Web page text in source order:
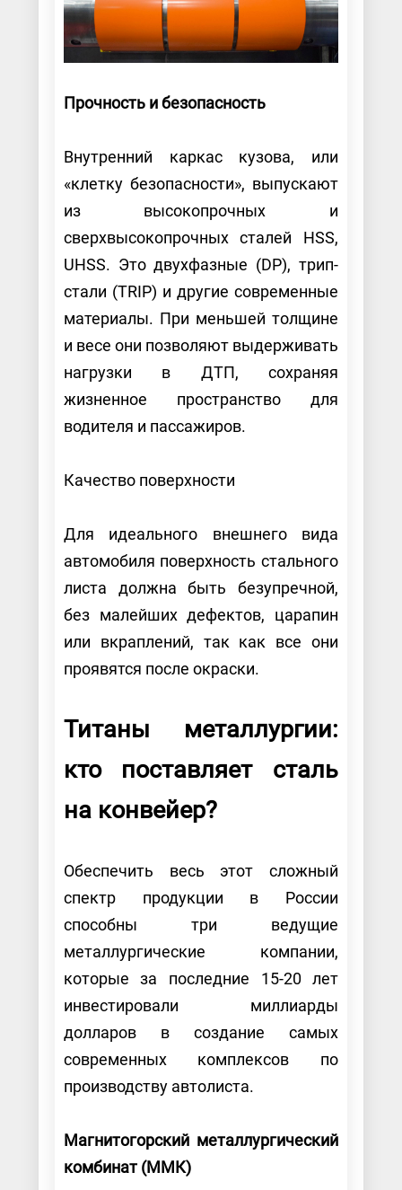
Прочность и безопасность
Внутренний каркас кузова, или
«клетку безопасности», выпускают
из высокопрочных и
сверхвысокопрочных сталей HSS,
UHSS. Это двухфазные (DP), трип-
стали (TRIP) и другие современные
материалы. При меньшей толщине
и весе они позволяют выдерживать
нагрузки в ДТП, сохраняя
жизненное пространство для
водителя и пассажиров.
Качество поверхности
Для идеального внешнего вида
автомобиля поверхность стального
листа должна быть безупречной,
без малейших дефектов, царапин
или вкраплений, так как все они
проявятся после окраски.
Титаны металлургии:
кто поставляет сталь
на конвейер?
Обеспечить весь этот сложный
спектр продукции в России
способны три ведущие
металлургические компании,
которые за последние 15-20 лет
инвестировали миллиарды
долларов в создание самых
современных комплексов по
производству автолиста.
Магнитогорский металлургический
комбинат (ММК)